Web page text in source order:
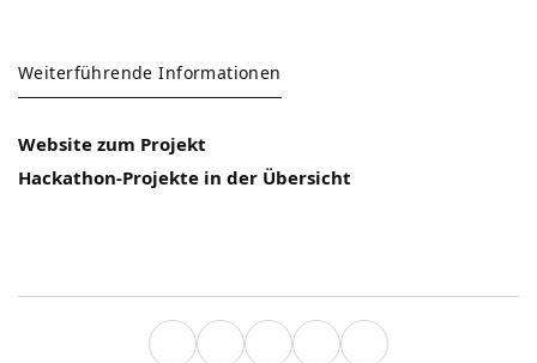
Weiterführende Informationen
Website zum Projekt
Hackathon-Projekte in der Übersicht